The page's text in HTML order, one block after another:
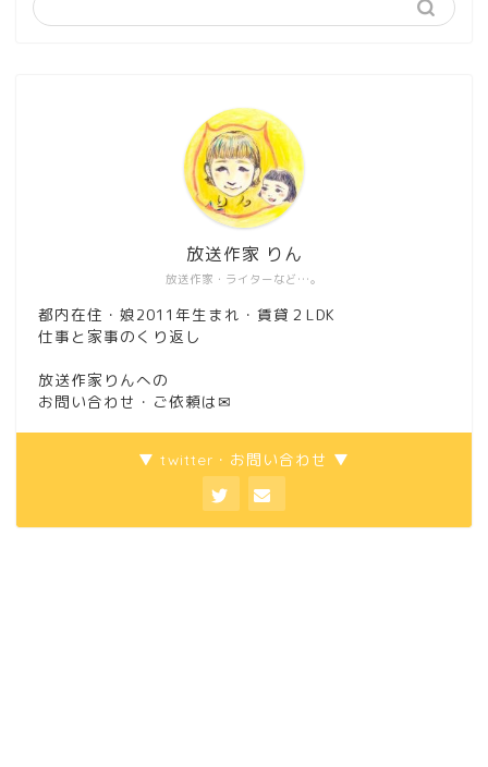
放送作家・ライターなど…。
放送作家 りん
都内在住・娘2011年生まれ・賃貸２LDK
仕事と家事のくり返し
放送作家りんへの
お問い合わせ・ご依頼は ✉
▼ twitter・お問い合わせ ▼